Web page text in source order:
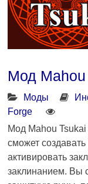
Мод Mahou
Моды
Forge
Мод Mahou Tsukai
сможет
активировать
заклинанием. Вы